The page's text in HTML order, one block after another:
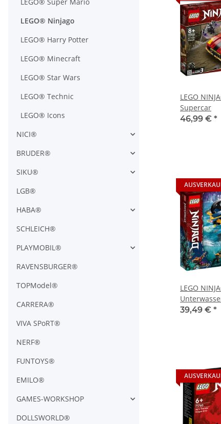
LEGO
Supercar
46,99 € *
LEGO
39,49 € *
LEGO® Ninjago
LEGO® Harry Potter
LEGO® Minecraft
LEGO® Star Wars
LEGO® Technic
LEGO® Icons
NICI®
BRUDER®
SIKU®
LGB®
HABA®
SCHLEICH®
PLAYMOBIL®
RAVENSBURGER®
TOPModel®
CARRERA®
VIVA SPoRT®
NERF®
FUNTOYS®
EMILO®
GAMES-WORKSHOP
DOLLSWORLD®